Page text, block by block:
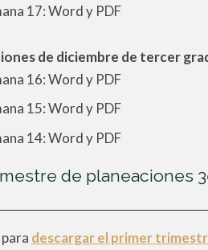
17: Word y PDF
de diciembre de tercer
16: Word y PDF
15: Word y PDF
14: Word y PDF
de planeaciones
descargar el primer